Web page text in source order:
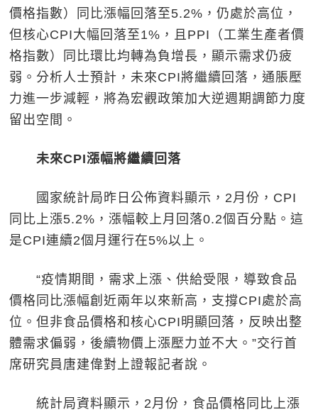
價格指數）同比漲幅回落至5.2%，仍處於高位，
但核心CPI大幅回落至1%，且PPI（工業生產者價
格指數）同比環比均轉為負增長，顯示需求仍疲
弱。分析人士預計，未來CPI將繼續回落，通脹壓
力進一步減輕，將為宏觀政策加大逆週期調節力度
留出空間。
未來CPI漲幅將繼續回落
國家統計局昨日公佈資料顯示，2月份，CPI
同比上漲5.2%，漲幅較上月回落0.2個百分點。這
是CPI連續2個月運行在5%以上。
“疫情期間，需求上漲、供給受限，導致食品
價格同比漲幅創近兩年以來新高，支撐CPI處於高
位。但非食品價格和核心CPI明顯回落，反映出整
體需求偏弱，後續物價上漲壓力並不大。”交行首
席研究員唐建偉對上證報記者說。
統計局資料顯示，2月份，食品價格同比上漲